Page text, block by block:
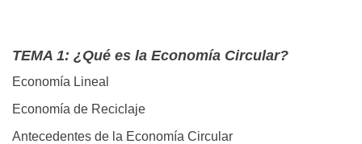
TEMA 1: ¿Qué es la Economía Circular?
Economía Lineal
Economía de Reciclaje
Antecedentes de la Economía Circular